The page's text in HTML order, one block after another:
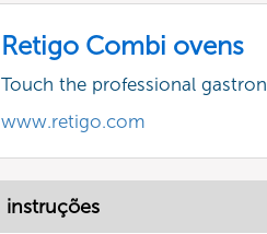
Retigo Combi ovens
Touch the professional
www.retigo.com
instruções